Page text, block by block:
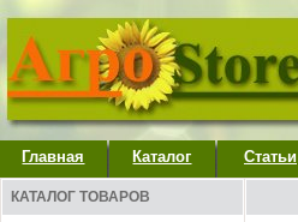
Главная Каталог Статьи
КАТАЛОГ ТОВАРОВ